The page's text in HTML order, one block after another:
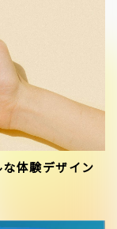
な体験デザイン